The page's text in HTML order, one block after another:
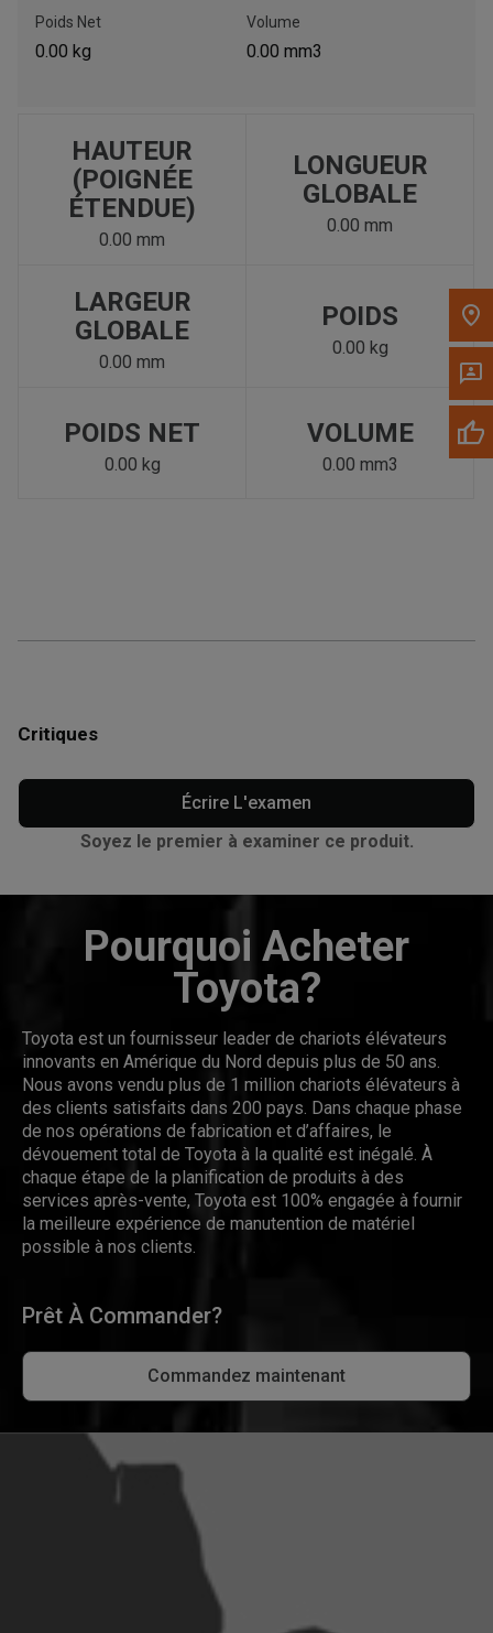
Envoyez un message au concessionnaire
Écrivez-nous
Poids Net
0.00 kg
Volume
0.00 mm3
HAUTEUR
(POIGNÉE
ÉTENDUE)
0.00 mm
LONGUEUR
GLOBALE
0.00 mm
LARGEUR
GLOBALE
0.00 mm
POIDS
0.00 kg
POIDS NET
0.00 kg
VOLUME
0.00 mm3
Critiques
Écrire L'examen
Soyez le premier à examiner ce produit.
Pourquoi Acheter
Toyota?
Toyota est un fournisseur leader de chariots élévateurs
innovants en Amérique du Nord depuis plus de 50 ans.
Nous avons vendu plus de 1 million chariots élévateurs à
des clients satisfaits dans 200 pays. Dans chaque phase
de nos opérations de fabrication et d’affaires, le
dévouement total de Toyota à la qualité est inégalé. À
chaque étape de la planification de produits à des
services après-vente, Toyota est 100% engagée à fournir
la meilleure expérience de manutention de matériel
possible à nos clients.
Prêt À Commander?
Commandez maintenant